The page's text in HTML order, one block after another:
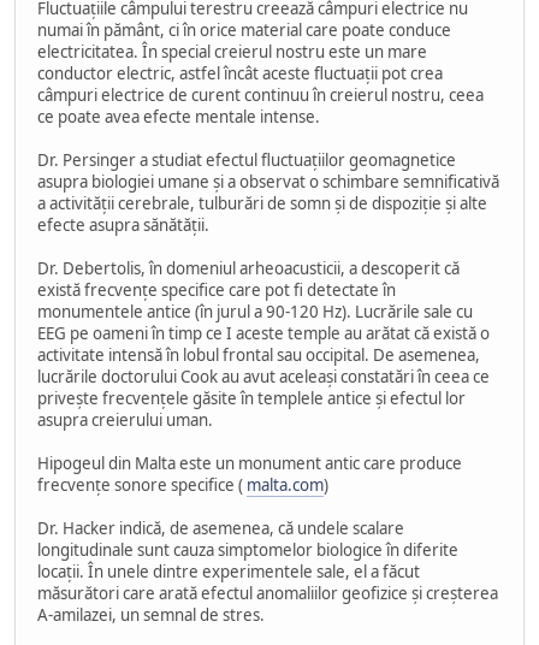
Fluctuațiile câmpului terestru creează câmpuri electrice nu
numai în pământ, ci în orice material care poate conduce
electricitatea. În special creierul nostru este un mare
conductor electric, astfel încât aceste fluctuații pot crea
câmpuri electrice de curent continuu în creierul nostru, ceea
ce poate avea efecte mentale intense.
Dr. Persinger a studiat efectul fluctuațiilor geomagnetice
asupra biologiei umane și a observat o schimbare semnificativă
a activității cerebrale, tulburări de somn și de dispoziție și alte
efecte asupra sănătății.
Dr. Debertolis, în domeniul arheoacusticii, a descoperit că
există frecvențe specifice care pot fi detectate în
monumentele antice (în jurul a 90-120 Hz). Lucrările sale cu
EEG pe oameni în timp ce I aceste temple au arătat că există o
activitate intensă în lobul frontal sau occipital. De asemenea,
lucrările doctorului Cook au avut aceleași constatări în ceea ce
privește frecvențele găsite în templele antice și efectul lor
asupra creierului uman.
Hipogeul din Malta este un monument antic care produce
frecvențe sonore specifice ( malta.com)
Dr. Hacker indică, de asemenea, că undele scalare
longitudinale sunt cauza simptomelor biologice în diferite
locații. În unele dintre experimentele sale, el a făcut
măsurători care arată efectul anomaliilor geofizice și creșterea
A-amilazei, un semnal de stres.